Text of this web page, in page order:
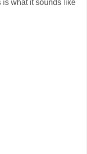
is what it sounds like